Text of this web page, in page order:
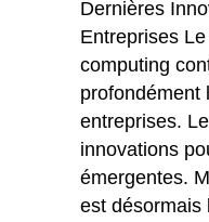
Dernières
Entreprises
computing
profondément
entreprises.
innovations
émergentes.
est désormais